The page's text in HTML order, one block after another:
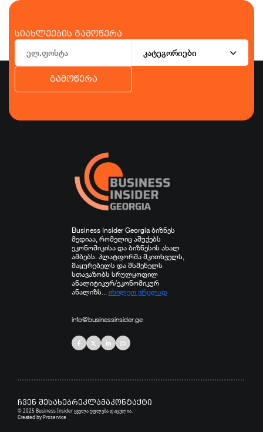
სიახლეების გამოწერა
კატეგორიები
გამოწერა
Business Insider Georgia ბიზნეს
მედიაა, რომელიც აშუქებს
ეკონომიკისა და ბიზნესის ახალ
ამბებს. პლატფორმა მკითხველს,
მაყურებელს და მსმენელს
სთავაზობს სრულყოფილ
ანალიტიკურ/ეკონომიკურ
ანალიზს... იხილეთ ვრცლად
info@businessinsider.ge
ჩვენ შესახებრეკლამაკონტაქტი
© 2025 Business Insider ყველა უფლება დაცულია.
Created byProservice